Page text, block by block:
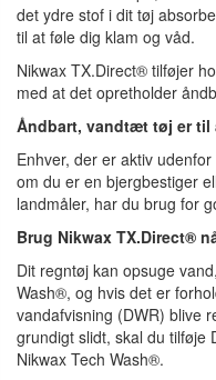
det ydre stof i dit tøj
til at føle dig klam og våd.
Nikwax TX.Direct® tilføjer
med at det opretholder
Åndbart, vandtæt tøj er til
Enhver, der er aktiv
om du er en bjergbestiger
landmåler, har du brug for
Brug Nikwax TX.Direct®
Dit regntøj kan opsuge
Wash®, og hvis det er
vandafvisning (DWR) blive
grundigt slidt, skal du tilføje
Nikwax Tech Wash®.